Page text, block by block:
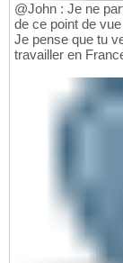
@John : Je ne
de ce point de
Je pense que tu
travailler en